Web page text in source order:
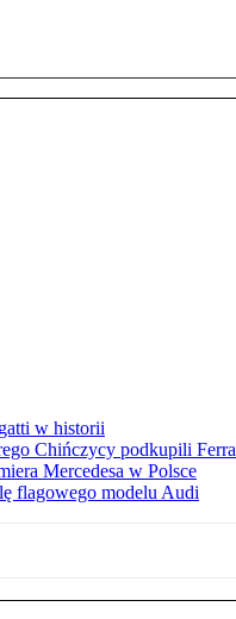
w historii
Chińczycy podkupili
Mercedesa w Polsce
flagowego modelu Audi